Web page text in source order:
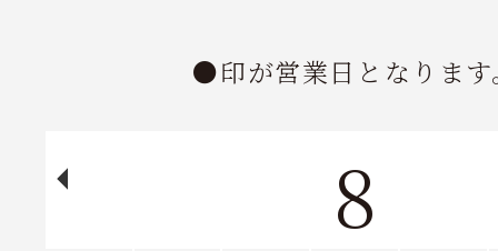
●印が営業日となります
8